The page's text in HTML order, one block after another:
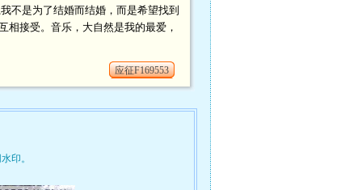
不是为了结婚而结婚，而是希望找到
相接受。音乐，大自然是我的最爱，
应征F169553
印。